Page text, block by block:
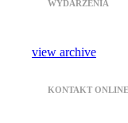
WYDARZENIA
view archive
KONTAKT ONLINE